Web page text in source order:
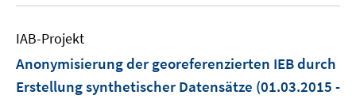
IAB-Projekt
Anonymisierung der georeferenzierten IEB durch
Erstellung synthetischer Datensätze (01.03.2015 -